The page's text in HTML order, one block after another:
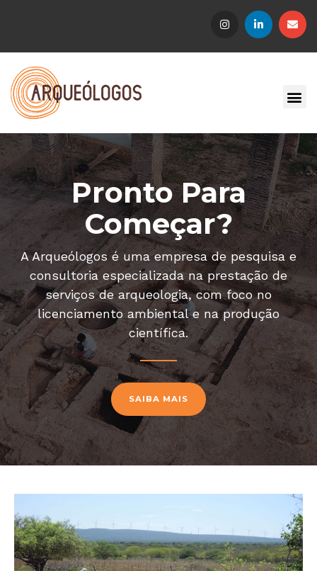
Pronto Para
Começar?
A Arqueólogos é uma empresa de pesquisa e
consultoria especializada na prestação de
serviços de arqueologia, com foco no
licenciamento ambiental e na produção
científica.
SAIBA MAIS